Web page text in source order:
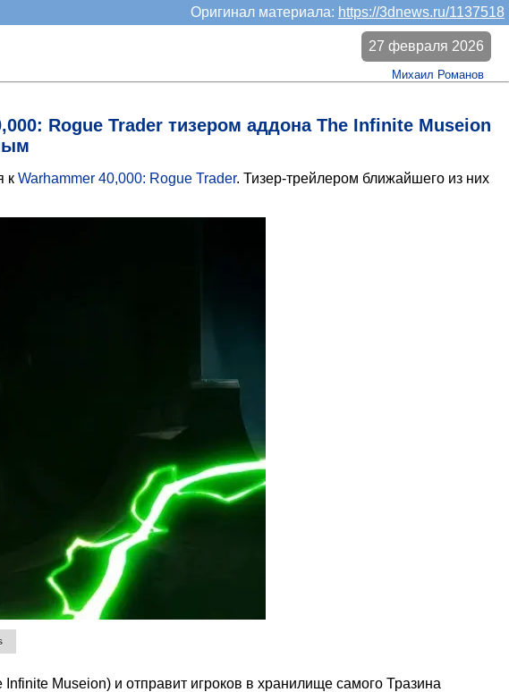
Оригинал материала: https://3dnews.ru/1137518
Rogue Trader тизером аддона The Infinite Museion
27 февраля 2026
Михаил Романов
к Warhammer 40,000: Rogue Trader. Тизер-трейлером ближайшего из них
Museion) и отправит игроков в хранилище самого Тразина